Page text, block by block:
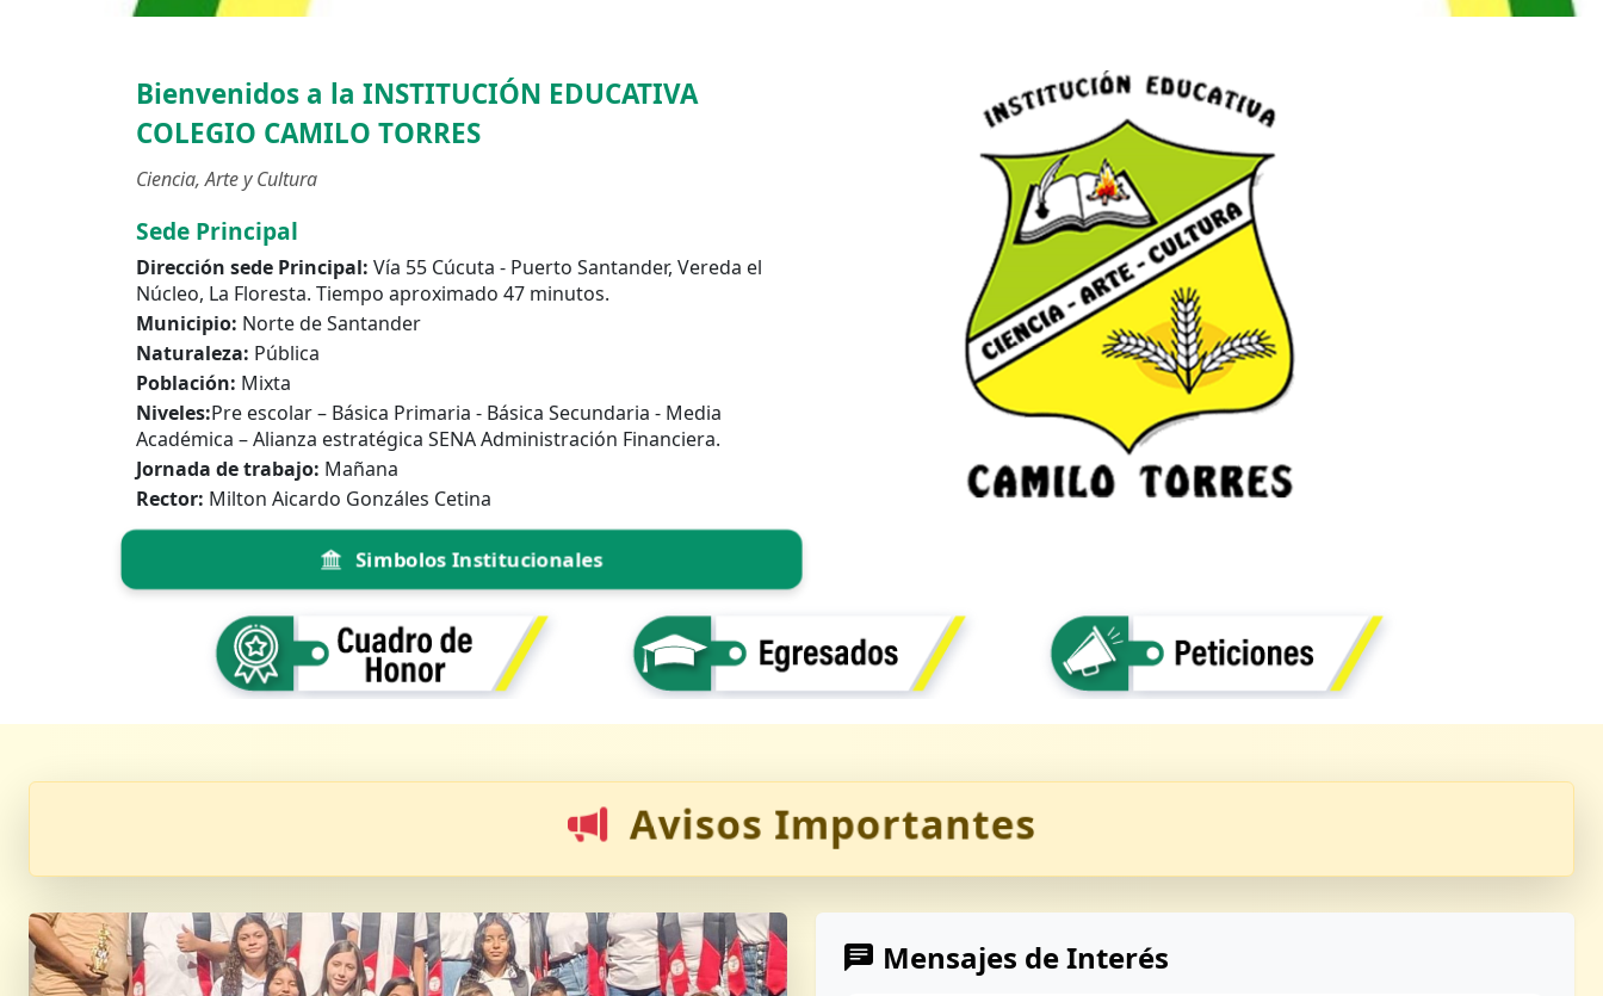
Bienvenidos a la INSTITUCIÓN EDUCATIVA
COLEGIO CAMILO TORRES
Ciencia, Arte y Cultura
Sede Principal
Dirección sede Principal: Vía 55 Cúcuta - Puerto Santander, Vereda el
Núcleo, La Floresta. Tiempo aproximado 47 minutos.
Municipio: Norte de Santander
Naturaleza: Pública
Población: Mixta
Niveles:Pre escolar – Básica Primaria - Básica Secundaria - Media
Académica – Alianza estratégica SENA Administración Financiera.
Jornada de trabajo: Mañana
Rector: Milton Aicardo Gonzáles Cetina
Simbolos Institucionales
Avisos Importantes
Mensajes de Interés